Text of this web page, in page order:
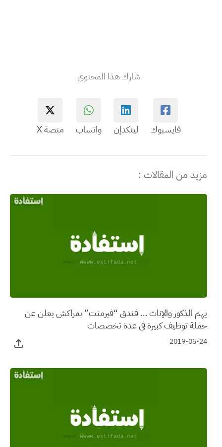
شارك هذا المحتوى
فايسبوك لينكدإن واتساب منصة X
مزيد من المقالات :
يهم الذكور والإناث … فندق “فيرمنت” بمراكش يعلن عن
حملة توظيف كبيرة في عدة تخصصات
2019-05-24